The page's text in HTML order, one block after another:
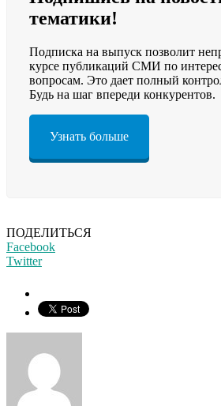
тематики!
Подписка на выпуск позволит
курсе публикаций СМИ по
вопросам. Это дает полный
Будь на шаг впереди конкурентов.
Узнать больше
ПОДЕЛИТЬСЯ
Facebook
Twitter